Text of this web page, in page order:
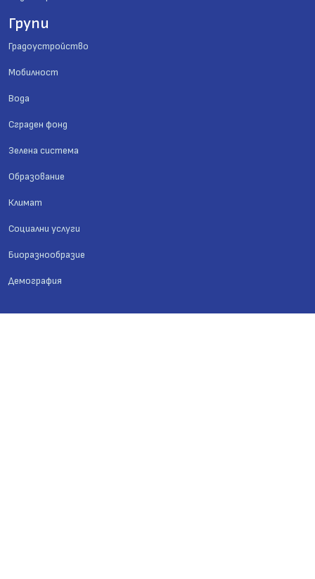
Групи
Градоустройство
Мобилност
Вода
Сграден фонд
Зелена система
Образование
Климат
Социални услуги
Биоразнообразие
Демография